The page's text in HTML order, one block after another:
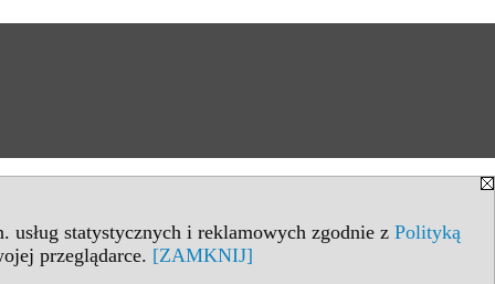
statystycznych i reklamowych zgodnie z Polityką
przeglądarce. [ZAMKNIJ]